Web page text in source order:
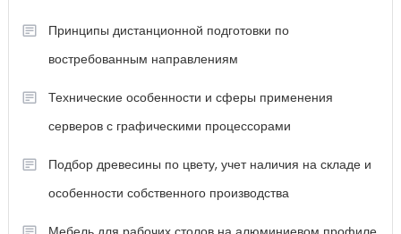
Принципы дистанционной подготовки по
востребованным направлениям
Технические особенности и сферы применения
серверов с графическими процессорами
Подбор древесины по цвету, учет наличия на складе и
особенности собственного производства